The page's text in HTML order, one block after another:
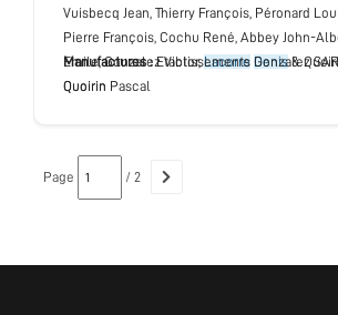
Vuisbecq Jean, Thierry François, Péronard
Pierre François, Cochu René, Abbey John-
Emile, Gonzalez Victor,Lacorre Denis&
Quoirin Pascal
Manufactures : Etablissements Gonzalez
Quoirin
Page / 2